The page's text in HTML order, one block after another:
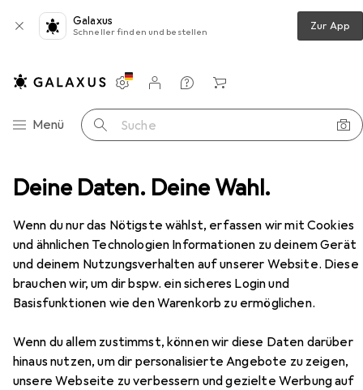
Deine Daten. Deine Wahl.
Wenn du nur das Nötigste wählst, erfassen wir mit Cookies
und ähnlichen Technologien Informationen zu deinem Gerät
und deinem Nutzungsverhalten auf unserer Website. Diese
brauchen wir, um dir bspw. ein sicheres Login und
Basisfunktionen wie den Warenkorb zu ermöglichen.
Wenn du allem zustimmst, können wir diese Daten darüber
hinaus nutzen, um dir personalisierte Angebote zu zeigen,
unsere Webseite zu verbessern und gezielte Werbung auf
Galaxus
Schneller finden und bestellen Zur App
Navigation nach Kategorien
Menü Suche
Einstellungen
Kundenkonto
Vergleichslisten
Merklisten
Warenkorb
Kopfhörer Apple EarPods (3.5mm Klinke)
EUR
17,09
AppleEarPods (3.5mm Klinke)
Keine Geräuschunterdrückung, Kabelgebunden